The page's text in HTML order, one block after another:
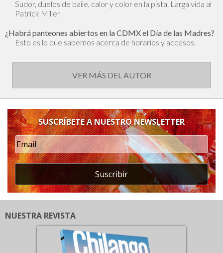
Sudor, duelos de baile, calor y color en la pista. Larga vida al
Patrick Miller
¿Habrá panteones abiertos en la CDMX el Día de las Madres?
Esto es lo que sabemos acerca de horarios y accesos.
VER MÁS DEL AUTOR
SUSCRÍBETE A NUESTRO NEWSLETTER
Suscribir
NUESTRA REVISTA